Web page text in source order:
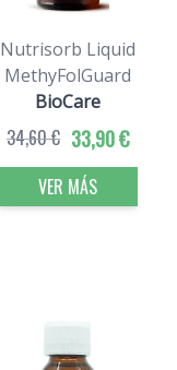
Nutrisorb Liquid
MethyFolGuard
BioCare
33,90 €
34,60 €
VER MÁS